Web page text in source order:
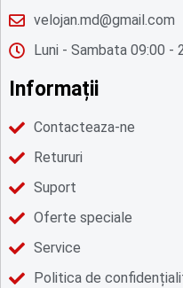
velojan.md@gmail.com
Luni - Sambata 09:00 -
Informații
Contacteaza-ne
Retururi
Suport
Oferte speciale
Service
Politica de